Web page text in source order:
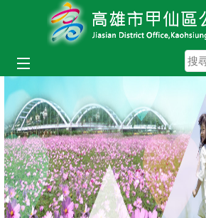
跳到主要內容區塊